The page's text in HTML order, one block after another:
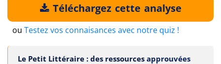
Téléchargez cette analyse
ou Testez vos connaisances avec notre quiz !
Le Petit Littéraire : des ressources approuvées